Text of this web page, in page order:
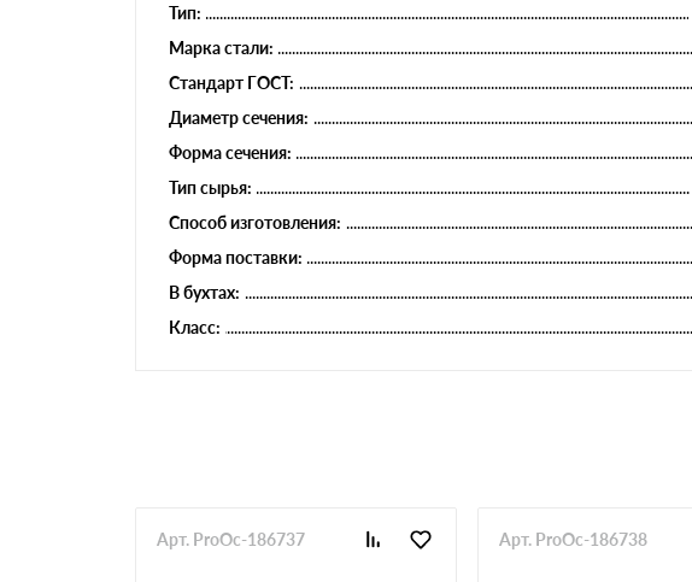
Тип:
Марка стали:
Стандарт ГОСТ:
Диаметр сечения:
Форма сечения:
Тип сырья:
Способ изготовления:
Форма поставки:
В бухтах:
Класс:
Арт. ProOc-186737 Арт. ProOc-186738